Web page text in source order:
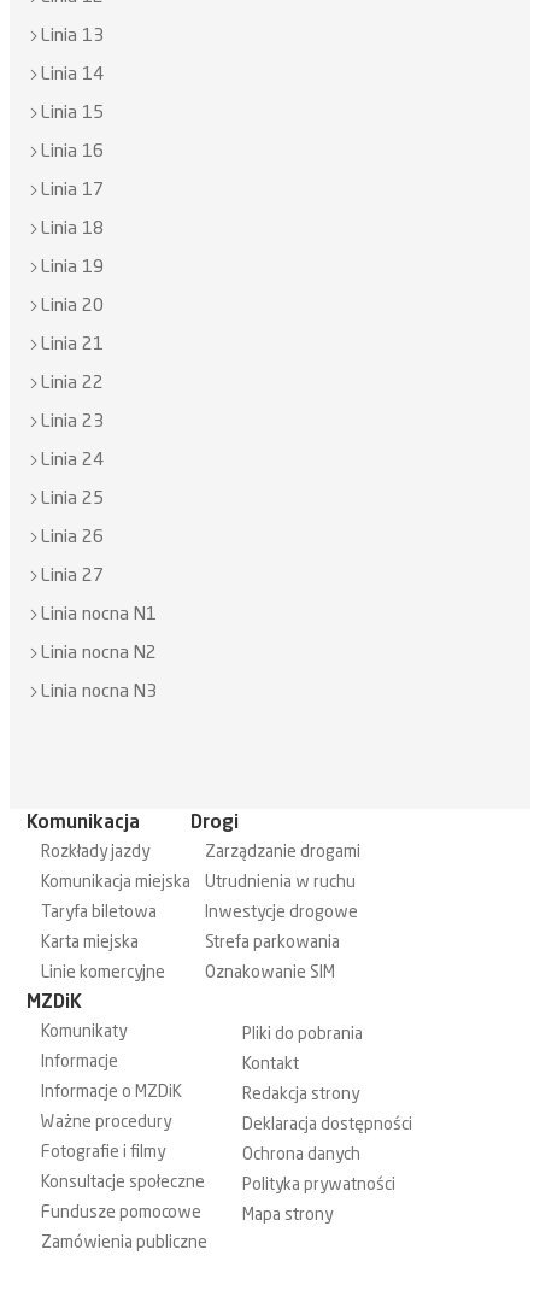
Linia 13
Linia 14
Linia 15
Linia 16
Linia 17
Linia 18
Linia 19
Linia 20
Linia 21
Linia 22
Linia 23
Linia 24
Linia 25
Linia 26
Linia 27
Linia nocna N1
Linia nocna N2
Linia nocna N3
Komunikacja
Rozkłady jazdy
Komunikacja miejska
Taryfa biletowa
Karta miejska
Linie komercyjne
Drogi
Zarządzanie drogami
Utrudnienia w ruchu
Inwestycje drogowe
Strefa parkowania
Oznakowanie SIM
MZDiK
Komunikaty
Informacje
Informacje o MZDiK
Ważne procedury
Fotografie i filmy
Konsultacje społeczne
Fundusze pomocowe
Zamówienia publiczne
Pliki do pobrania
Kontakt
Redakcja strony
Deklaracja dostępności
Ochrona danych
Polityka prywatności
Mapa strony